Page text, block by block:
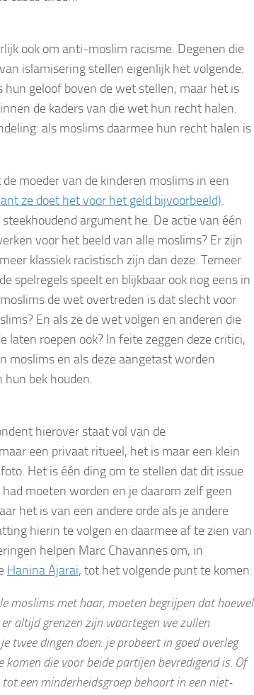
ook om anti-moslim racisme. Degenen die
islamisering stellen eigenlijk het volgende.
hun geloof boven de wet stellen, maar het is
de kaders van die wet hun recht halen.
als moslims daarmee hun recht halen is
moeder van de kinderen moslims in een
ze doet het voor het geld bijvoorbeeld).
argument he. De actie van één
voor het beeld van alle moslims? Er zijn
klassiek racistisch zijn dan deze. Temeer
spelregels speelt en blijkbaar ook nog eens in
de wet overtreden is dat slecht voor
En als ze de wet volgen en anderen die
laten roepen ook? In feite zeggen deze critici,
moslims en als deze aangetast worden
bek houden.
hierover staat vol van de
een privaat ritueel, het is maar een klein
Het is één ding om te stellen dat dit issue
moeten worden en je daarom zelf geen
het is van een andere orde als je andere
hierin te volgen en daarmee af te zien van
helpen Marc Chavannes om, in
Hanina Ajarai, tot het volgende punt te komen:
moslims met haar, moeten begrijpen dat hoewel
altijd grenzen zijn waartegen we zullen
twee dingen doen: je probeert in goed overleg
komen die voor beide partijen bevredigend is. Of
een minderheidsgroep behoort in een niet-